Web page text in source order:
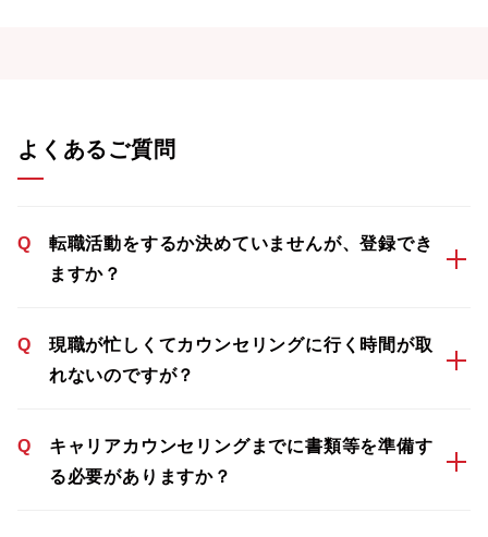
よくあるご質問
Q
転職活動をするか決めていませんが、登録でき
ますか？
Q
現職が忙しくてカウンセリングに行く時間が取
れないのですが？
Q
キャリアカウンセリングまでに書類等を準備す
る必要がありますか？